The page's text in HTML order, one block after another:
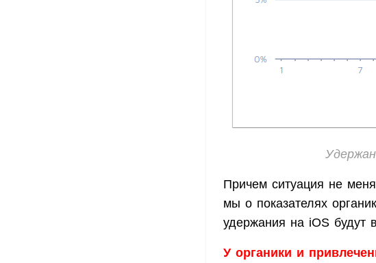
Причем ситуация не
мы о показателях
удержания на iOS будут
У органики и